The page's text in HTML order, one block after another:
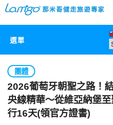
選單
那米哥莊園
中國
日本
團體
2026葡萄牙朝聖之路！
央線精華〜從維亞納堡
行16天(領官方證書)